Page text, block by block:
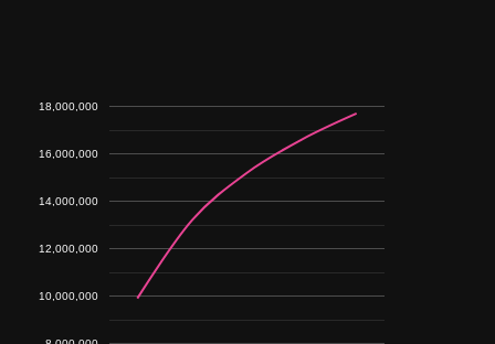
10,000,000
12,000,000
14,000,000
16,000,000
18,000,000